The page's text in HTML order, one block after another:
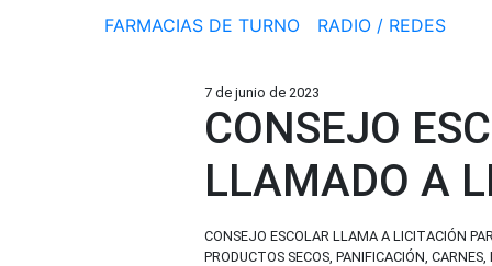
FARMACIAS DE TURNO RADIO / REDES
7 de junio de 2023
CONSEJO
LLAMADO A
CONSEJO ESCOLAR LLAMA A LICITACIÓN
PRODUCTOS SECOS, PANIFICACIÓN,